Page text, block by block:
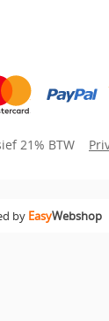
21% BTW
by EasyWebshop